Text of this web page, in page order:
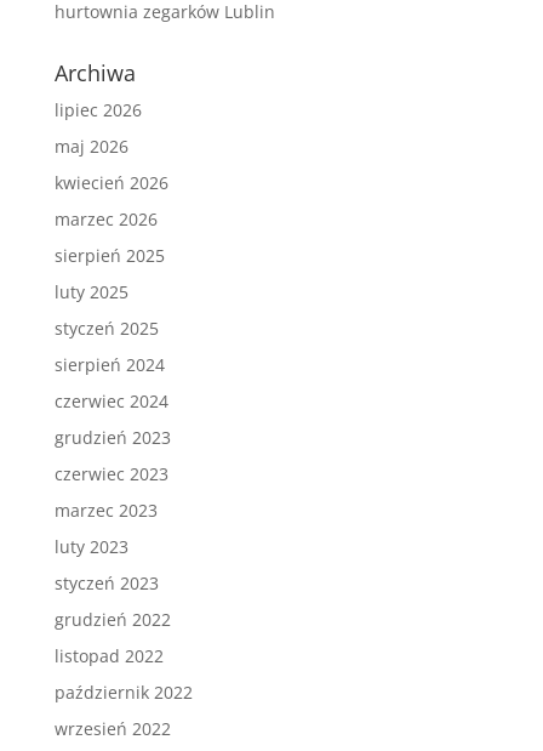
hurtownia zegarków Lublin
Archiwa
lipiec 2026
maj 2026
kwiecień 2026
marzec 2026
sierpień 2025
luty 2025
styczeń 2025
sierpień 2024
czerwiec 2024
grudzień 2023
czerwiec 2023
marzec 2023
luty 2023
styczeń 2023
grudzień 2022
listopad 2022
październik 2022
wrzesień 2022